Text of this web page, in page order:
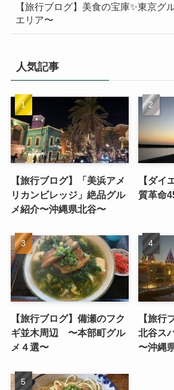
【旅行ブログ】美食の宝庫✨東京
エリア〜
人気記事
【旅行ブログ】「美浜アメ
リカンビレッジ」絶品グル
メ紹介〜沖縄県北谷〜
【ダイ
質革命
【旅行ブログ】備瀬のフク
ギ並木周辺 〜本部町グル
メ４選〜
【旅行
北谷ス
〜沖縄